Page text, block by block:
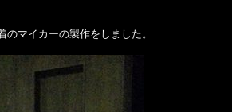
マイカーの製作をしました。